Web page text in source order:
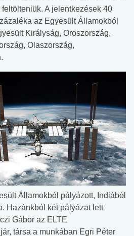
A jelentkezések 40
az Egyesült Államokból
Királyság, Oroszország,
Olaszország,
Államokból pályázott, Indiából
Hazánkból két pályázat lett
Gábor az ELTE
társa a munkában Egri Péter